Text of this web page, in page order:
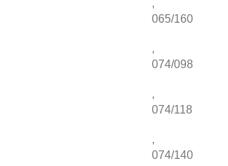
,
065/160
,
074/098
,
074/118
,
074/140